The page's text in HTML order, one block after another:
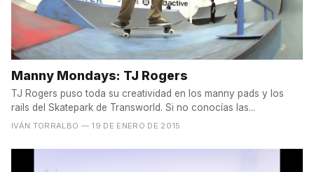
Manny Mondays: TJ Rogers
TJ Rogers puso toda su creatividad en los manny pads y los
rails del Skatepark de Transworld. Si no conocías las...
IVÁN TORRALBO — 19 DE ENERO DE 2015